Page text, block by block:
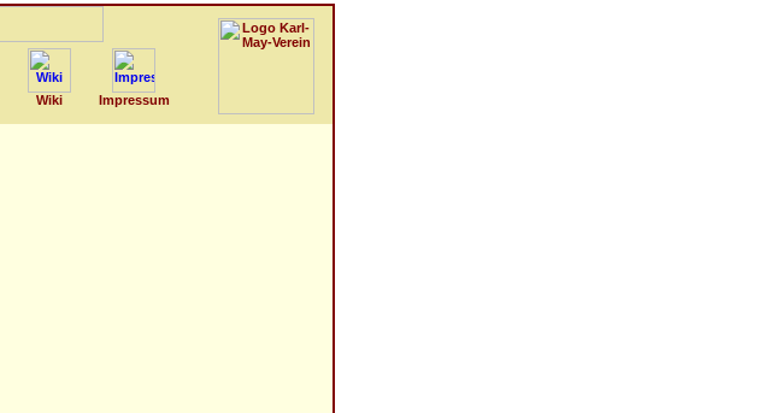
Wiki Impressum